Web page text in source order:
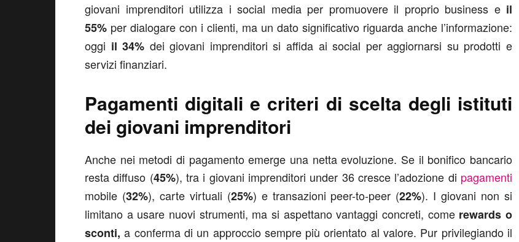
giovani imprenditori utilizza i social media per promuovere il proprio business e il
55% per dialogare con i clienti, ma un dato significativo riguarda anche l’informazione:
oggi il 34% dei giovani imprenditori si affida ai social per aggiornarsi su prodotti e
servizi finanziari.
Pagamenti digitali e criteri di scelta degli istituti
dei giovani imprenditori
Anche nei metodi di pagamento emerge una netta evoluzione. Se il bonifico bancario
resta diffuso (45%), tra i giovani imprenditori under 36 cresce l’adozione di pagamenti
mobile (32%), carte virtuali (25%) e transazioni peer-to-peer (22%). I giovani non si
limitano a usare nuovi strumenti, ma si aspettano vantaggi concreti, come rewards o
sconti, a conferma di un approccio sempre più orientato al valore. Pur privilegiando il